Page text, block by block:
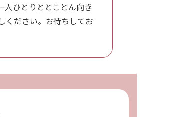
人ひとりととことん向き
ください。お待ちしてお